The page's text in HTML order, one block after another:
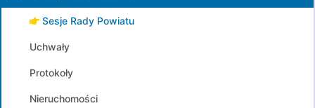
Sesje Rady Powiatu
Uchwały
Protokoły
Nieruchomości